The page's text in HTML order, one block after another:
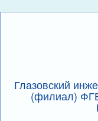
Глазовский
(филиал)